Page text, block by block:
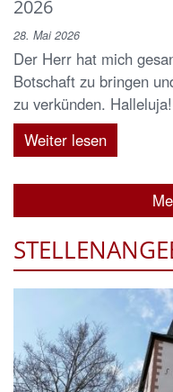
2026
28. Mai 2026
Der Herr hat mich
Botschaft zu bringen
zu verkünden.
Weiter lesen